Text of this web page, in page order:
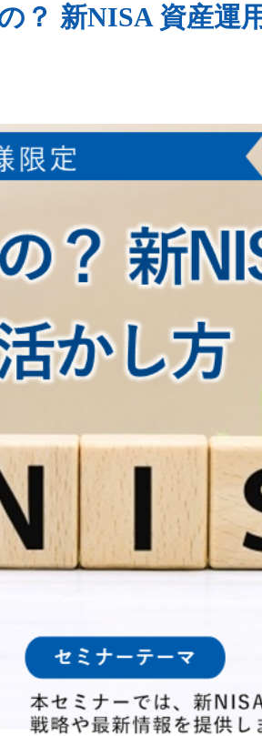
アンケートによる改善
顧客満足度を追求
工事の資金捻出が大変
家賃滞納者が多い
自主管理に疲弊して
住まいのトラブル
リーシング（空室対
入居中の方(特典・手
） 入居者様のしおり
？ 新NISA 資産運